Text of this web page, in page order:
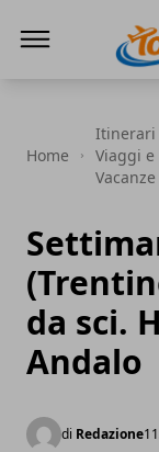
Home
Itinerari
Viaggi e
Vacanze
da sci.
Andalo
di Redazione